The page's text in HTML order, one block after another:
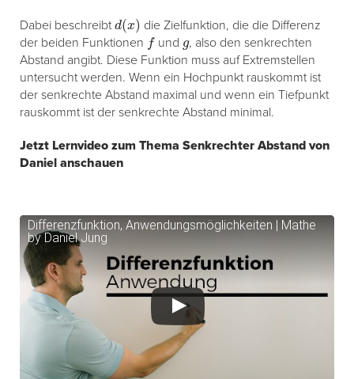
Dabei beschreibt d(x
die Zielfunktion, die die Differenz
der beiden Funktionen f und g, also den senkrechten
Abstand angibt. Diese Funktion muss auf Extremstellen
untersucht werden. Wenn ein Hochpunkt rauskommt ist
der senkrechte Abstand maximal und wenn ein Tiefpunkt
rauskommt ist der senkrechte Abstand minimal.
Jetzt Lernvideo zum Thema Senkrechter Abstand von
Daniel anschauen
Differenzfunktion, Anwendungsmöglichkeiten | Mathe
by Daniel Jung